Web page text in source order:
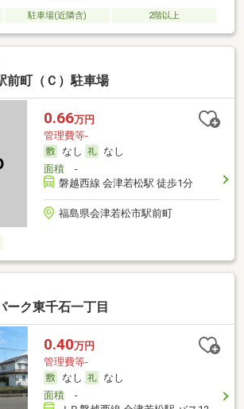
駐車場(近隣含) 2階以上
前町（Ｃ）駐車場
0.66万円
管理費等-
なし
なし
面積-
磐越西線 会津若松駅 徒歩1分
福島県会津若松市駅前町
ーク東千石一丁目
0.40万円
管理費等-
なし
なし
面積-